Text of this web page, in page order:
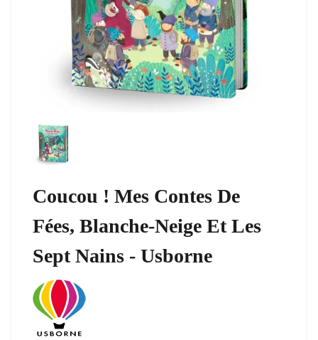
Coucou ! Mes Contes De
Fées, Blanche-Neige Et Les
Sept Nains - Usborne